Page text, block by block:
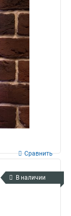
Сравнить
В наличии